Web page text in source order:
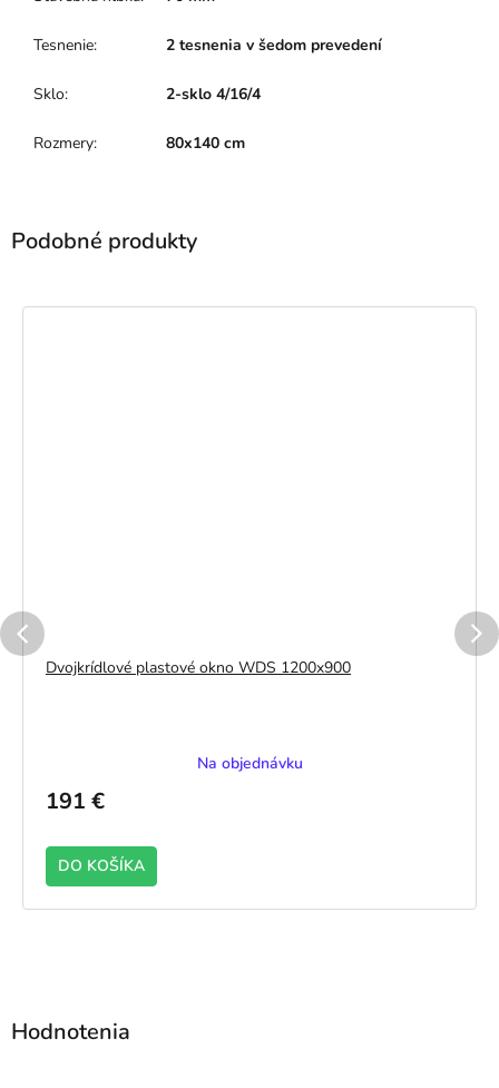
Tesnenie: 2 tesnenia v šedom prevedení
Sklo: 2-sklo 4/16/4
Rozmery: 80x140 cm
Dvojkrídlové plastové okno WDS 1200x900
Na objednávku
191 €
DO KOŠÍKA